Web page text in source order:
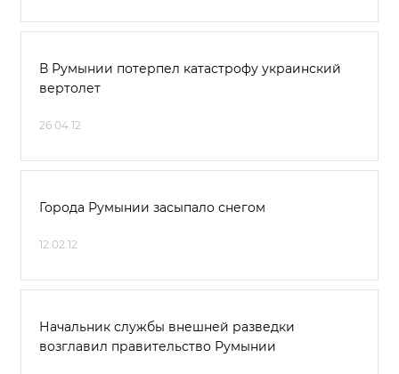
В Румынии потерпел катастрофу украинский
вертолет
26.04.12
Города Румынии засыпало снегом
12.02.12
Начальник службы внешней разведки
возглавил правительство Румынии